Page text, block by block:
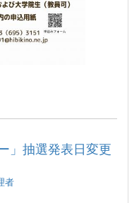
」抽選発表日変更
者